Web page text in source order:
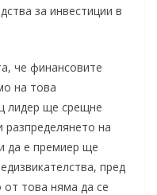
за инвестиции в
че финансовите
на това
лидер ще срещне
разпределянето на
да е премиер ще
пред
това няма да се